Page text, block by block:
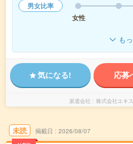
男女比率
女性
も
気になる! 応募
派遣会社 株式会社エキ
未読 掲載日 2026/08/07